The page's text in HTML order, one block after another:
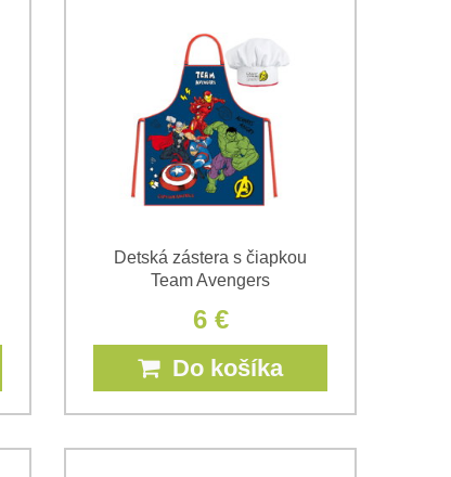
Detská zástera s čiapkou
Team Avengers
6 €
Do košíka